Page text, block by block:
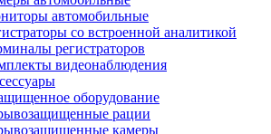
автомобильные
со встроенной аналитикой
регистраторов
видеонаблюдения
оборудование
рации
камеры